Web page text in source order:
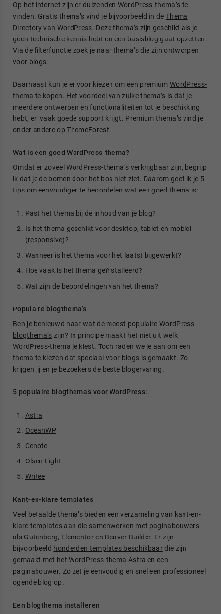
Op het internet zijn er duizenden WordPress-thema’s te
vinden. Gratis thema’s vind je bijvoorbeeld in de Thema
Directoryvan WordPress. Deze thema’s zijn geschikt als je
geen technische kennis hebt en een basisblog gaat opzetten.
Via de filterfunctie zoek je naar thema’s die zijn ontworpen
voor blogs.
Daarnaast kun je er voor kiezen om een premium WordPress-
thema te kopen. Het voordeel van zulke thema’s is dat je
meerdere ontwerpen en functionaliteiten tot je beschikking
hebt, en vaak goede support krijgt. Premium thema’s vind je
onder andere opThemeForest.
Wat is een goed WordPress-thema?
Omdat er zoveel WordPress-thema’s verkrijgbaar zijn, begrijp
ik dat je de bomen door het bos niet ziet. Daarom geef ik je 5
tips om eenvoudiger te beoordelen wat een goed thema is:
Past het thema bij de inhoud van je blog?
Is het thema geschikt voor desktop, tablet en mobiel
(responsive)?
Wanneer is het thema voor het laatst bijgewerkt?
Hoe vaak is het thema geïnstalleerd?
Wat zijn de beoordelingen van het thema?
Populaire blogthema’s
Ben je benieuwd naar wat de meest populaire WordPress-
blogthema’s zijn? In principe maakt het niet uit welk
WordPress-thema je kiest. Toch raden we je aan om een
thema te kiezen dat speciaal voor blogs is gemaakt. Zo
krijgen jij en je bezoekers de beste blogervaring.
5 populaire blogthema’s voor WordPress:
Astra
OceanWP
Cenote
Olsen Light
Writee
Kant-en-klare templates
Veel betaalde thema’s bieden een verzameling van kant-en-
klare templates aan die samenwerken met paginabouwers
als Gutenberg, Elementor en Beaver Builder. Er zijn
bijvoorbeeld honderden templates beschikbaardie zijn
gemaakt met het WordPress-thema Astra en een
paginabouwer. Zo zet je eenvoudig en snel een professioneel
ogende blog op.
Een blogthema installeren